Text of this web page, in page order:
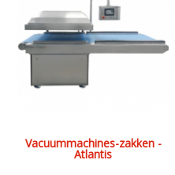
Vacuummachines-zakken -
Atlantis